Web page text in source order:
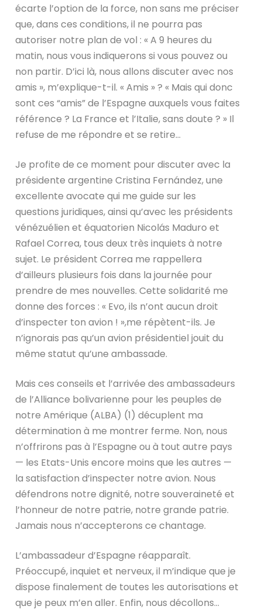
écarte l’option de la force, non sans me préciser
que, dans ces conditions, il ne pourra pas
autoriser notre plan de vol : « A 9 heures du
matin, nous vous indiquerons si vous pouvez ou
non partir. D’ici là, nous allons discuter avec nos
amis », m’explique-t-il. « Amis » ? « Mais qui donc
sont ces “amis” de l’Espagne auxquels vous faites
référence ? La France et l’Italie, sans doute ? » Il
refuse de me répondre et se retire…
Je profite de ce moment pour discuter avec la
présidente argentine Cristina Fernández, une
excellente avocate qui me guide sur les
questions juridiques, ainsi qu’avec les présidents
vénézuélien et équatorien Nicolás Maduro et
Rafael Correa, tous deux très inquiets à notre
sujet. Le président Correa me rappellera
d’ailleurs plusieurs fois dans la journée pour
prendre de mes nouvelles. Cette solidarité me
donne des forces : « Evo, ils n’ont aucun droit
d’inspecter ton avion ! »,me répètent-ils. Je
n’ignorais pas qu’un avion présidentiel jouit du
même statut qu’une ambassade.
Mais ces conseils et l’arrivée des ambassadeurs
de l’Alliance bolivarienne pour les peuples de
notre Amérique (ALBA) (1) décuplent ma
détermination à me montrer ferme. Non, nous
n’offrirons pas à l’Espagne ou à tout autre pays
— les Etats-Unis encore moins que les autres —
la satisfaction d’inspecter notre avion. Nous
défendrons notre dignité, notre souveraineté et
l’honneur de notre patrie, notre grande patrie.
Jamais nous n’accepterons ce chantage.
L’ambassadeur d’Espagne réapparaît.
Préoccupé, inquiet et nerveux, il m’indique que je
dispose finalement de toutes les autorisations et
que je peux m’en aller. Enfin, nous décollons…